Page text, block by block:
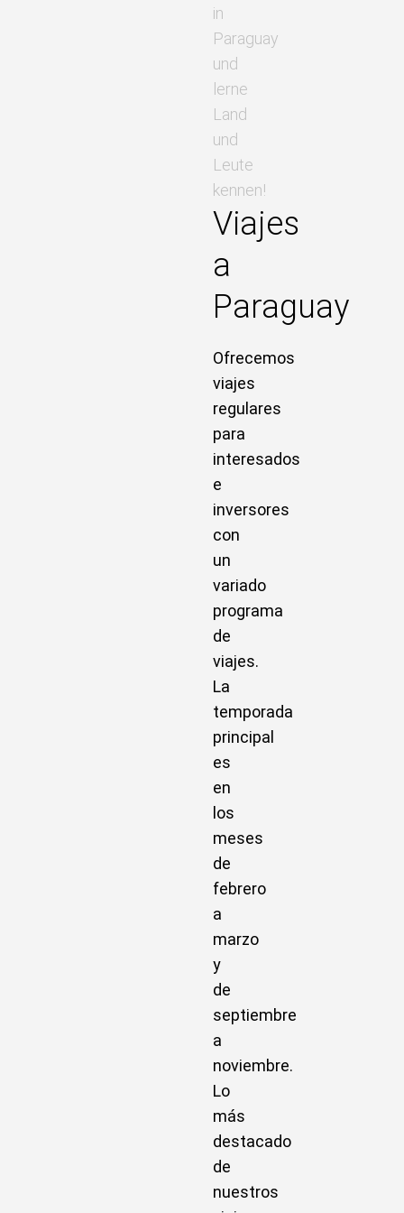
in
Paraguay
und
lerne
Land
und
Leute
kennen!
Viajes
a
Paraguay
Ofrecemos
viajes
regulares
para
interesados
e
inversores
con
un
variado
programa
de
viajes.
La
temporada
principal
es
en
los
meses
de
febrero
a
marzo
y
de
septiembre
a
noviembre.
Lo
más
destacado
de
nuestros